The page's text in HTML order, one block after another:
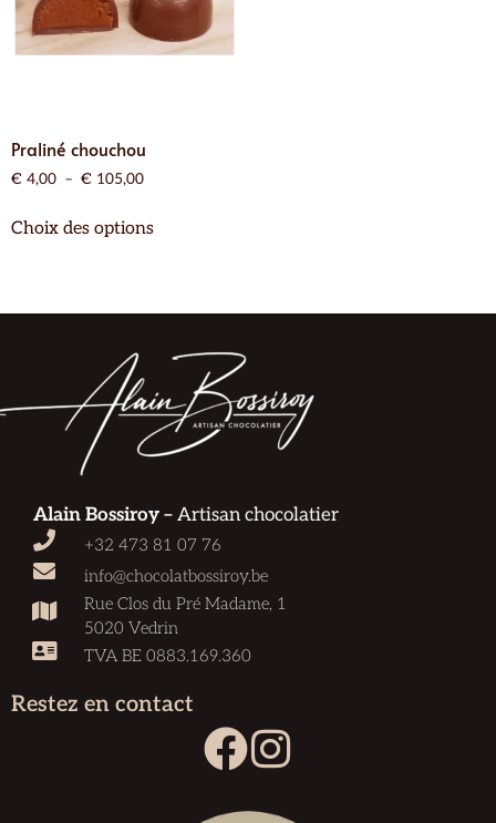
Praliné chouchou
€ 4,00 – € 105,00
Choix des options
Alain Bossiroy – Artisan chocolatier
+32 473 81 07 76
info@chocolatbossiroy.be
Rue Clos du Pré Madame, 1
5020 Vedrin
TVA BE 0883.169.360
Restez en contact